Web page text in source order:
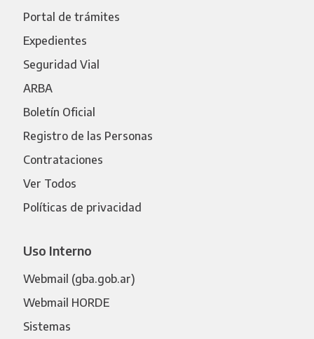
Portal de trámites
Expedientes
Seguridad Vial
ARBA
Boletín Oficial
Registro de las Personas
Contrataciones
Ver Todos
Políticas de privacidad
Uso Interno
Webmail (gba.gob.ar)
Webmail HORDE
Sistemas